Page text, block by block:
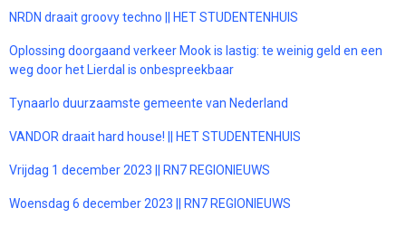
NRDN draait groovy techno || HET STUDENTENHUIS
Oplossing doorgaand verkeer Mook is lastig: te weinig geld en een
weg door het Lierdal is onbespreekbaar
Tynaarlo duurzaamste gemeente van Nederland
VANDOR draait hard house! || HET STUDENTENHUIS
Vrijdag 1 december 2023 || RN7 REGIONIEUWS
Woensdag 6 december 2023 || RN7 REGIONIEUWS